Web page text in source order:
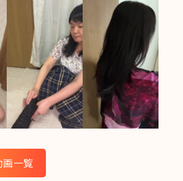
画一覧